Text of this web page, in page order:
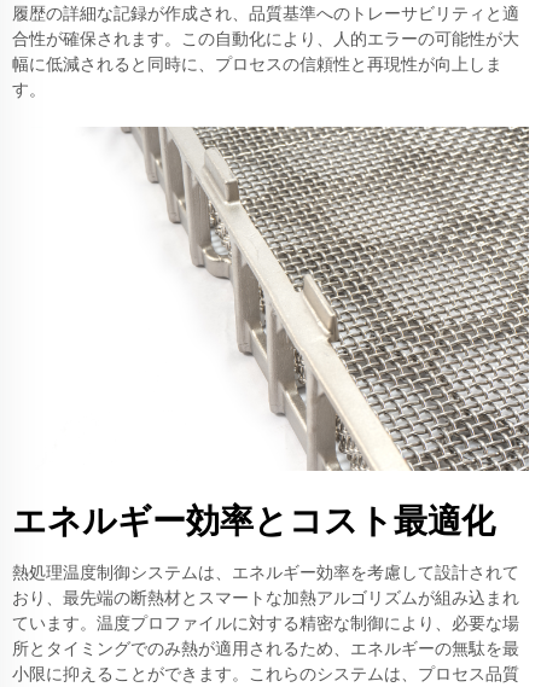
履歴の詳細な記録が作成され、品質基準へのトレーサビリティと適
合性が確保されます。この自動化により、人的エラーの可能性が大
幅に低減されると同時に、プロセスの信頼性と再現性が向上しま
す。
エネルギー効率とコスト最適化
熱処理温度制御システムは、エネルギー効率を考慮して設計されて
おり、最先端の断熱材とスマートな加熱アルゴリズムが組み込まれ
ています。温度プロファイルに対する精密な制御により、必要な場
所とタイミングでのみ熱が適用されるため、エネルギーの無駄を最
小限に抑えることができます。これらのシステムは、プロセス品質